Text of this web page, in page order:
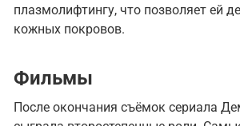
плазмолифтингу, что позволяет ей
кожных покровов.
Фильмы
После окончания съёмок сериала